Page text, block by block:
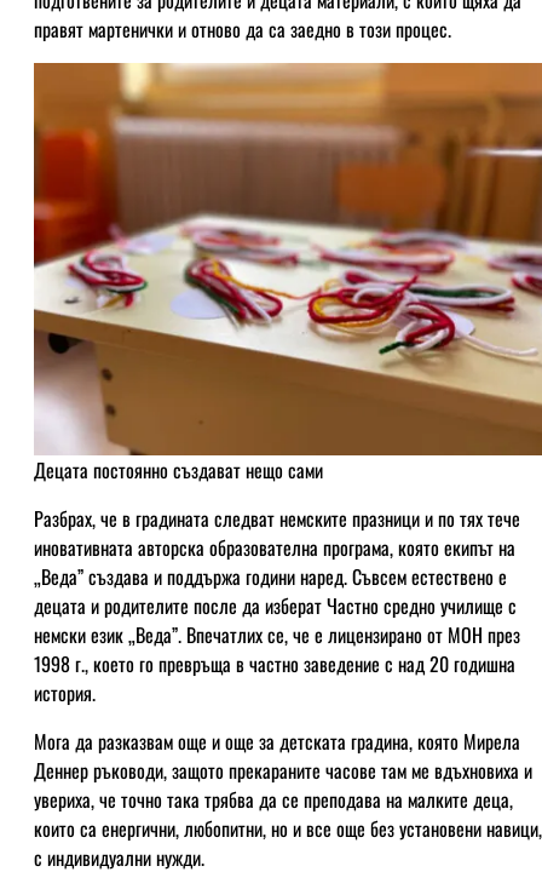
правят мартенички и отново да са заедно в този процес.
Децата постоянно създават нещо сами
Разбрах, че в градината следват немските празници и по тях тече
иновативната авторска образователна програма, която екипът на
„Веда” създава и поддържа години наред. Съвсем естествено е
децата и родителите после да изберат Частно средно училище с
немски език „Веда”. Впечатлих се, че е лицензирано от МОН през
1998 г., което го превръща в частно заведение с над 20 годишна
история.
Мога да разказвам още и още за детската градина, която Мирела
Деннер ръководи, защото прекараните часове там ме вдъхновиха и
увериха, че точно така трябва да се преподава на малките деца,
които са енергични, любопитни, но и все още без установени
с индивидуални нужди.